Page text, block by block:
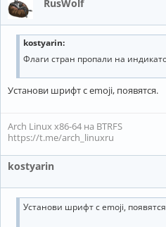
RusWolf
kostyarin:
Флаги стран пропали на
Установи шрифт с emoji, появятся.
Arch Linux x86-64 на BTRFS
https://t.me/arch_linuxru
kostyarin
Установи шрифт с emoji,